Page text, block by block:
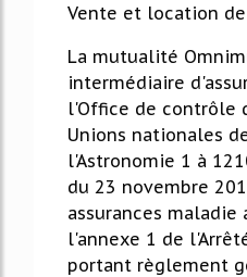
Vente et location
La mutualité
intermédiaire
l'Office de contrôle
Unions nationales
l'Astronomie 1 à
du 23 novembre
assurances maladie
l'annexe 1 de
portant règlement